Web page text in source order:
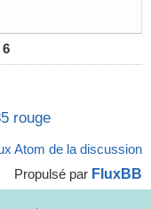
6
rouge
Atom de la discussion
Propulsé par FluxBB